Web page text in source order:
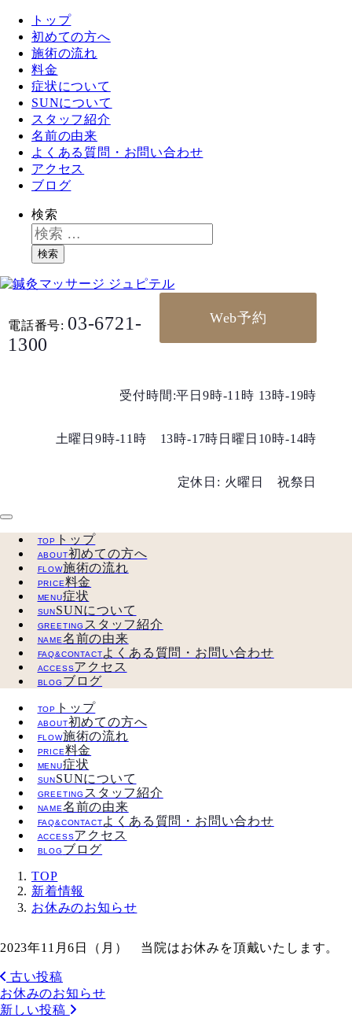
トップ
初めての方へ
施術の流れ
料金
症状について
SUNについて
スタッフ紹介
名前の由来
よくある質問・お問い合わせ
アクセス
ブログ
検索
検索
電話番号: 03-6721-
1300
Web予約
受付時間:平日9時-11時 13時-19時
土曜日9時-11時 13時-17時 日曜日10時-14時
定休日: 火曜日 祝祭日
TOP トップ
ABOUT初めての方へ
FLOW施術の流れ
PRICE料金
MENU症状
SUNSUNについて
GREETING スタッフ紹介
NAME名前の由来
FAQ&CONTACTよくある質問・お問い合わせ
ACCESSアクセス
BLOG ブログ
TOP トップ
ABOUT初めての方へ
FLOW施術の流れ
PRICE料金
MENU症状
SUNSUNについて
GREETING スタッフ紹介
NAME名前の由来
FAQ&CONTACTよくある質問・お問い合わせ
ACCESSアクセス
BLOG ブログ
TOP
新着情報
お休みのお知らせ
2023年11月6日（月） 当院はお休みを頂戴いたします。
古い投稿
お休みのお知らせ
新しい投稿